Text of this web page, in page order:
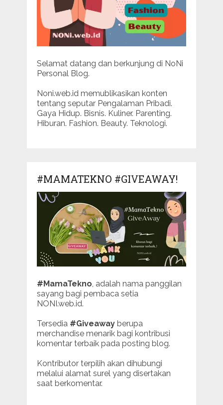
Selamat datang dan berkunjung di NoNi
Personal Blog.
Noni.web.id memublikasikan konten
tentang seputar Pengalaman Pribadi.
Gaya Hidup. Bisnis. Kuliner. Parenting.
Hiburan. Fashion. Beauty. Teknologi.
#MAMATEKNO #GIVEAWAY!
#MamaTekno, adalah nama panggilan
sayang bagi pembaca setia
NONI.web.id.
Tersedia #Giveawayberupa
merchandise menarik bagi kontribusi
komentar terbaik pada posting blog.
Kontributor terpilih akan dihubungi
melalui alamat surel yang disertakan
saat berkomentar.